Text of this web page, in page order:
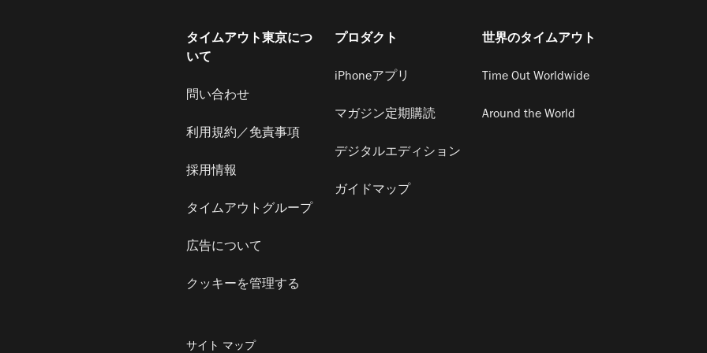
タイムアウト東京につ
いて
問い合わせ
利用規約／免責事項
採用情報
タイムアウトグループ
広告について
クッキーを管理する
プロダクト
iPhoneアプリ
マガジン定期購読
デジタルエディション
ガイドマップ
世界のタイムアウト
Time Out Worldwide
Around the World
サイト マップ